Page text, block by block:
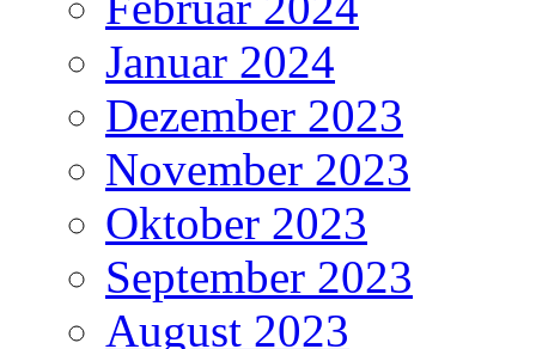
Januar 2024
Dezember 2023
November 2023
Oktober 2023
September 2023
August 2023